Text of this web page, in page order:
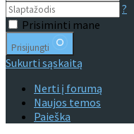
?
Prisiminti mane
Prisijungti
Sukurti sąskaitą
Nerti į forumą
Naujos temos
Paieška